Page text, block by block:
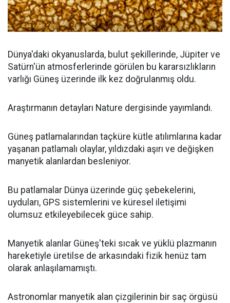
Dünya'daki okyanuslarda, bulut şekillerinde, Jüpiter ve
Satürn'ün atmosferlerinde görülen bu kararsızlıkların
varlığı Güneş üzerinde ilk kez doğrulanmış oldu.
Araştırmanın detayları Nature dergisinde yayımlandı.
Güneş patlamalarından taçküre kütle atılımlarına kadar
yaşanan patlamalı olaylar, yıldızdaki aşırı ve değişken
manyetik alanlardan besleniyor.
Bu patlamalar Dünya üzerinde güç şebekelerini,
uyduları, GPS sistemlerini ve küresel iletişimi
olumsuz etkileyebilecek güce sahip.
Manyetik alanlar Güneş'teki sıcak ve yüklü plazmanın
hareketiyle üretilse de arkasındaki fizik henüz tam
olarak anlaşılamamıştı.
Astronomlar manyetik alan çizgilerinin bir saç örgüsü